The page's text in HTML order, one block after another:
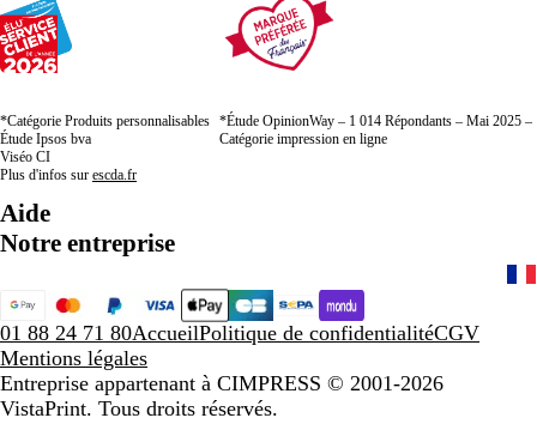
*Catégorie Produits personnalisables
Étude Ipsos bva
Viséo CI
Plus d'infos sur escda.fr
*Étude OpinionWay – 1 014 Répondants – Mai 2025 –
Catégorie impression en ligne
Aide
Notre entreprise
01 88 24 71 80AccueilPolitique de confidentialitéCGV
Mentions légales
Entreprise appartenant à CIMPRESS © 2001-2026
VistaPrint. Tous droits réservés.